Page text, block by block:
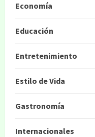
Economía
Educación
Entretenimiento
Estilo de Vida
Gastronomía
Internacionales